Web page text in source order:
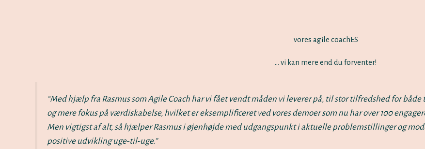
vores agile coachES
… vi kan mere end du forventer!
“Med hjælp fra Rasmus som Agile Coach har vi fået vendt måden vi leverer på, til stor tilfredshed for
og mere fokus på værdiskabelse, hvilket er eksemplificeret ved vores demoer som nu har over 100
Men vigtigst af alt, så hjælper Rasmus i øjenhøjde med udgangspunkt i aktuelle problemstillinger og
positive udvikling uge-til-uge.”